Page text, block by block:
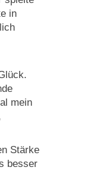
in
mein
Stärke
besser